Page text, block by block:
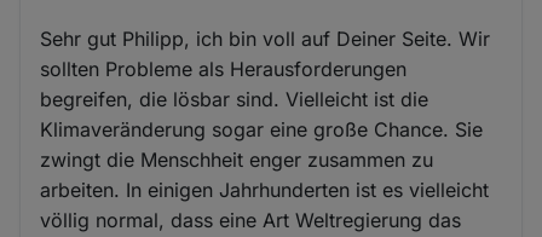
Sehr gut Philipp, ich bin voll auf Deiner Seite. Wir
sollten Probleme als Herausforderungen
begreifen, die lösbar sind. Vielleicht ist die
Klimaveränderung sogar eine große Chance. Sie
zwingt die Menschheit enger zusammen zu
arbeiten. In einigen Jahrhunderten ist es vielleicht
völlig normal, dass eine Art Weltregierung das